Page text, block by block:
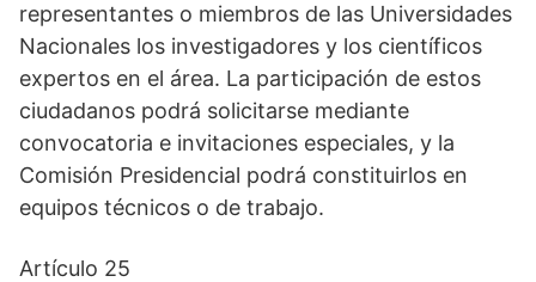
representantes o miembros de las Universidades
Nacionales los investigadores y los científicos
expertos en el área. La participación de estos
ciudadanos podrá solicitarse mediante
convocatoria e invitaciones especiales, y la
Comisión Presidencial podrá constituirlos en
equipos técnicos o de trabajo.
Artículo 25